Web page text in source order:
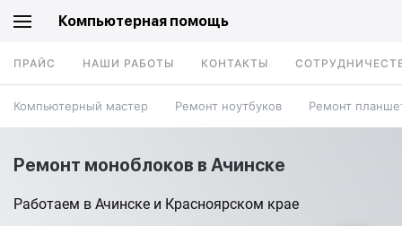
Компьютерная помощь
ПРАЙС НАШИ РАБОТЫ КОНТАКТЫ
Компьютерный мастер Ремонт ноутбуков Ремонт
Ремонт моноблоков в Ачинске
Работаем в Ачинске и Красноярском крае